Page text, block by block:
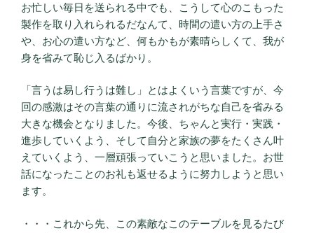
お忙しい毎日を送られる中でも、こうして心のこもった
製作を取り入れられるだなんて、時間の遣い方の上手さ
や、お心の遣い方など、何もかもが素晴らしくて、我が
身を省みて恥じ入るばかり。
「言うは易し行うは難し」とはよくいう言葉ですが、今
回の感激はその言葉の通りに流されがちな自己を省みる
大きな機会となりました。今後、ちゃんと実行・実践・
進歩していくよう、そして自分と家族の夢をたくさん叶
えていくよう、一層頑張っていこうと思いました。お世
話になったことのお礼も返せるように努力しようと思い
ます。
・・・これから先、この素敵なこのテーブルを見るたび